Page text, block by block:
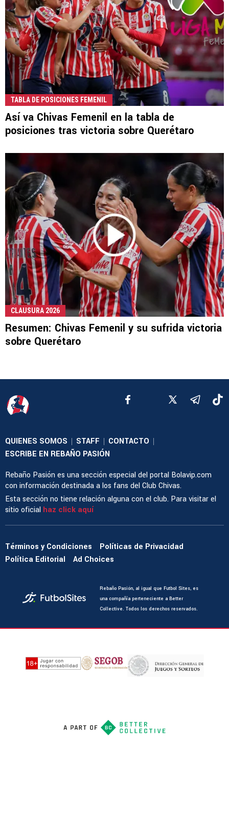
TABLA DE POSICIONES FEMENIL
Así va Chivas Femenil en la tabla de
posiciones tras victoria sobre Querétaro
CLAUSURA 2026
Resumen: Chivas Femenil y su sufrida victoria
sobre Querétaro
QUIENES SOMOS STAFF CONTACTO
ESCRIBE EN REBAÑO PASIÓN
Rebaño Pasión es una sección especial del portal Bolavip.com
con información destinada a los fans del Club Chivas.
Esta sección no tiene relación alguna con el club. Para visitar el
sitio oficial haz click aquí
Términos y Condiciones
Políticas de Privacidad
Política Editorial
Ad Choices
Rebaño Pasión, al igual que Futbol Sites, es
una compañía perteneciente a Better
Collective. Todos los derechos reservados.